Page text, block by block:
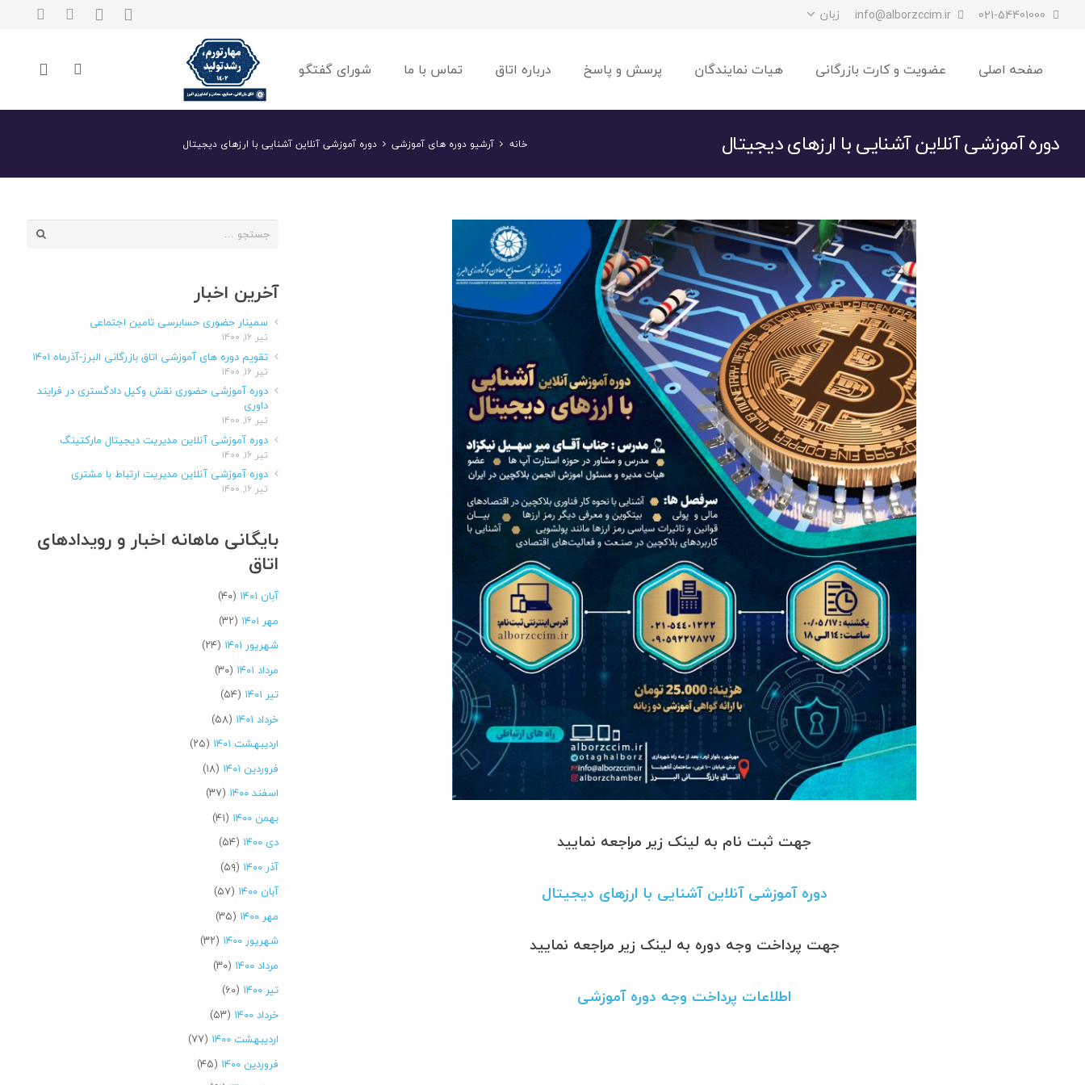
021-54401000
info@alborzccim.ir زبان
صفحه اصلی عضویت و کارت بازرگانی هیات نمایندگان پرسش و پاسخ درباره اتاق تماس با ما شورای گفتگو
دوره آموزشی آنلاین آشنایی با ارزهای دیجیتال خانه آرشیو دوره های آموزشی دوره آموزشی آنلاین آشنایی با ارزهای دیجیتال
جهت ثبت نام به لینک زیر مراجعه نمایید
دوره آموزشی آنلاین آشنایی با ارزهای دیجیتال
جهت پرداخت وجه دوره به لینک زیر مراجعه نمایید
اطلاعات پرداخت وجه دوره آموزشی
جستجو
آخرین اخبار
سمینار حضوری حسابرسی تامین اجتماعی
تیر ۱۶, ۱۴۰۰
تقویم دوره های آموزشی اتاق بازرگانی البرز-آذرماه ۱۴۰۱
تیر ۱۶, ۱۴۰۰
دوره آموزشی حضوری نقش وکیل دادگستری در فرایند
داوری
تیر ۱۶, ۱۴۰۰
دوره آموزشی آنلاین مدیریت دیجیتال مارکتینگ
تیر ۱۶, ۱۴۰۰
دوره آموزشی آنلاین مدیریت ارتباط با مشتری
تیر ۱۶, ۱۴۰۰
بایگانی ماهانه اخبار و رویدادهای
اتاق
آبان ۱۴۰۱
(۴۰)
مهر ۱۴۰۱
(۳۲)
شهریور ۱۴۰۱
(۲۴)
مرداد ۱۴۰۱
(۳۰)
تیر ۱۴۰۱
(۵۴)
خرداد ۱۴۰۱
(۵۸)
اردیبهشت ۱۴۰۱
(۲۵)
فروردین ۱۴۰۱
(۱۸)
اسفند ۱۴۰۰
(۳۷)
بهمن ۱۴۰۰
(۴۱)
دی ۱۴۰۰
(۵۴)
آذر ۱۴۰۰
(۵۹)
آبان ۱۴۰۰
(۵۷)
مهر ۱۴۰۰
(۳۵)
شهریور ۱۴۰۰
(۳۲)
مرداد ۱۴۰۰
(۳۰)
تیر ۱۴۰۰
(۶۰)
خرداد ۱۴۰۰
(۵۳)
اردیبهشت ۱۴۰۰
(۷۷)
فروردین ۱۴۰۰
(۴۵)